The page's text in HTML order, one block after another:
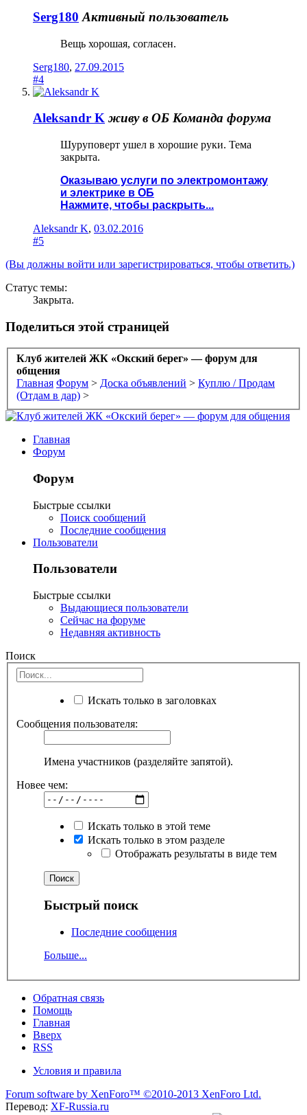
Serg180 Активный пользователь
Вещь хорошая, согласен.
Serg180, 27.09.2015
#4
Aleksandr K живу в ОБ Команда форума
Шуруповерт ушел в хорошие руки. Тема
закрыта.
Оказываю услуги по электромонтажу
и электрике в ОБ
Нажмите, чтобы раскрыть...
Aleksandr K, 03.02.2016
#5
(Вы должны войти или зарегистрироваться, чтобы ответить.)
Статус темы:
Закрыта.
Поделиться этой страницей
Клуб жителей ЖК «Окский берег» — форум для
общения
Главная Форум > Доска объявлений > Куплю / Продам
(Отдам в дар) >
Главная
Форум
Форум
Быстрые ссылки
Поиск сообщений
Последние сообщения
Пользователи
Пользователи
Быстрые ссылки
Выдающиеся пользователи
Сейчас на форуме
Недавняя активность
Поиск
Искать только в заголовках
Сообщения пользователя:
Имена участников (разделяйте запятой).
Новее чем:
Искать только в этой теме
Искать только в этом разделе
Отображать результаты в виде тем
Быстрый поиск
Последние сообщения
Больше...
Обратная связь
Помощь
Главная
Вверх
RSS
Условия и правила
Forum software by XenForo™ ©2010-2013 XenForo Ltd.
Перевод: XF-Russia.ru